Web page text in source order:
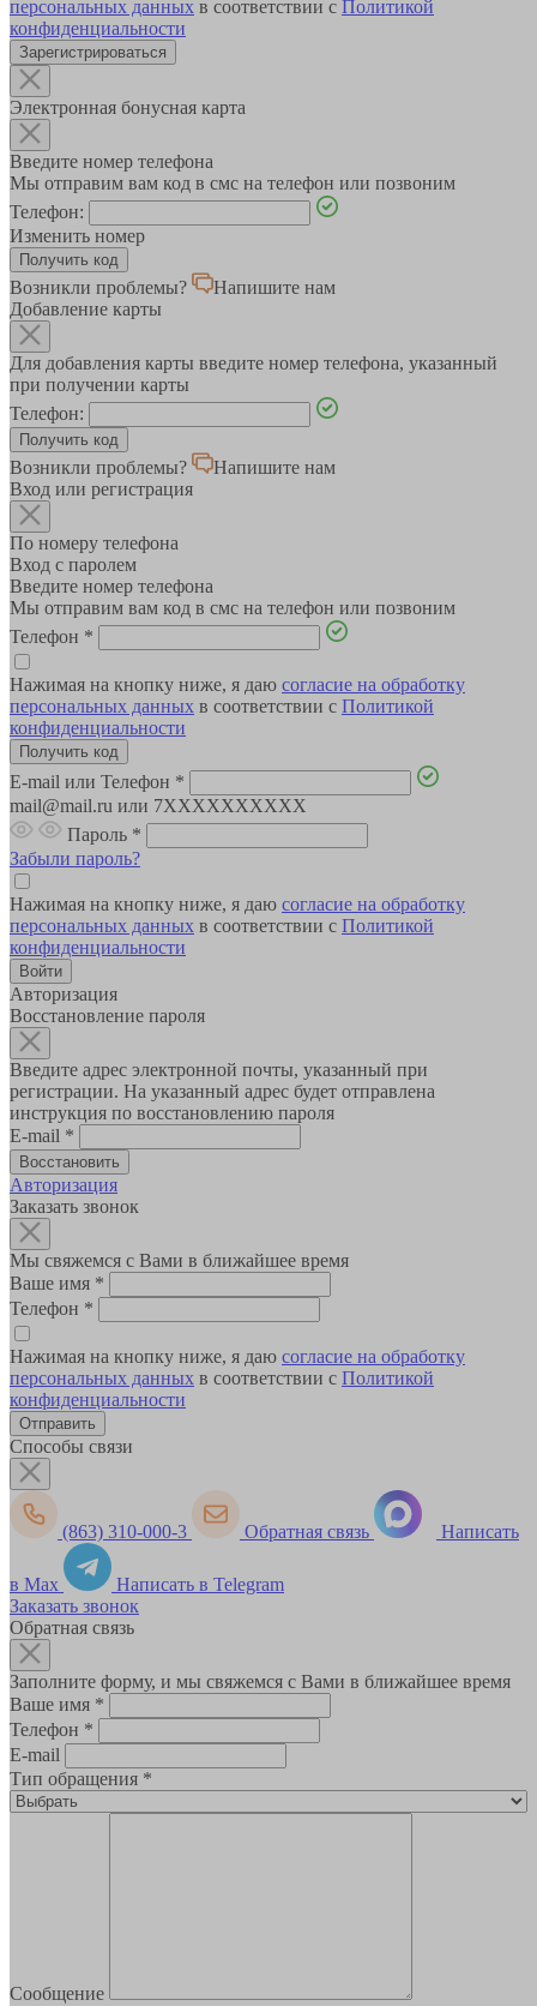
персональных данных в соответствии с Политикой
конфиденциальности
Зарегистрироваться
Электронная бонусная карта
Введите номер телефона
Мы отправим вам код в смс на телефон или позвоним
Телефон:
Изменить номер
Возникли проблемы?
Напишите нам
Добавление карты
Для добавления карты введите номер телефона, указанный
при получении карты
Телефон:
Возникли проблемы?
Напишите нам
Вход или регистрация
По номеру телефона
Вход с паролем
Введите номер телефона
Мы отправим вам код в смс на телефон или позвоним
Телефон *
Нажимая на кнопку ниже, я даю согласие на обработку
персональных данных в соответствии с Политикой
конфиденциальности
E-mail или Телефон *
mail@mail.ru или 7XXXXXXXXXX
Пароль *
Забыли пароль?
Нажимая на кнопку ниже, я даю согласие на обработку
персональных данных в соответствии с Политикой
конфиденциальности
Авторизация
Восстановление пароля
Введите адрес электронной почты, указанный при
регистрации. На указанный адрес будет отправлена
инструкция по восстановлению пароля
E-mail *
Авторизация
Заказать звонок
Мы свяжемся с Вами в ближайшее время
Ваше имя *
Телефон *
Нажимая на кнопку ниже, я даю согласие на обработку
персональных данных в соответствии с Политикой
конфиденциальности
Способы связи
(863) 310-000-3 Обратная связь Написать
в Max
Написать в Telegram
Заказать звонок
Обратная связь
Заполните форму, и мы свяжемся с Вами в ближайшее время
Ваше имя *
Телефон *
E-mail
Тип обращения *
Сообщение